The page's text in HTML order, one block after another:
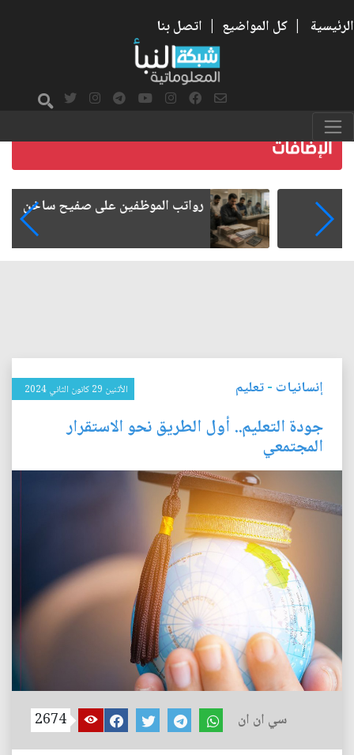
الرئيسية | كل المواضيع | اتصل بنا
رواتب الموظفين على صفيح ساخن
إنسانيات -تعليم الأثنين 29 كانون الثاني 2024
جودة التعليم.. أول الطريق نحو الاستقرار
المجتمعي
سي ان ان 2674